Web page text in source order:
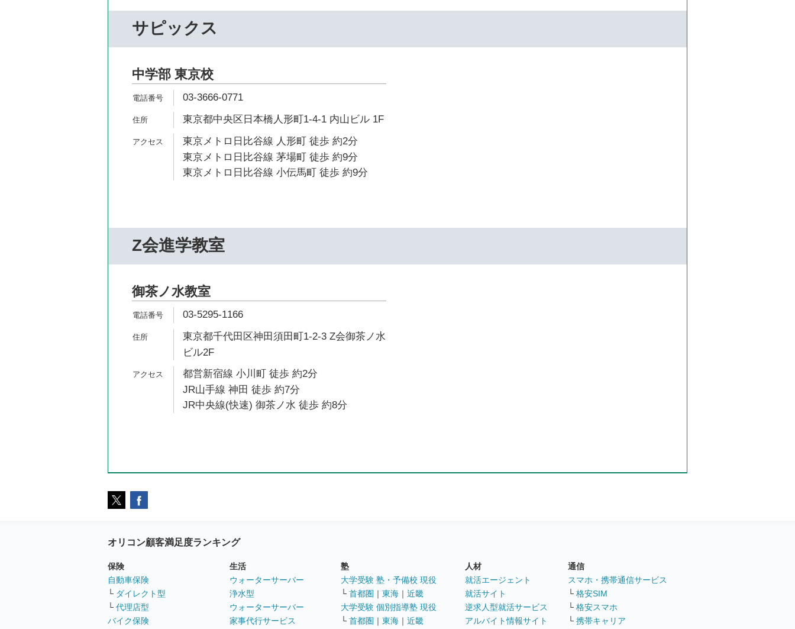
サピックス
中学部 東京校
03-3666-0771
東京都中央区日本橋人形町1-4-1 内山ビル 1F
東京メトロ日比谷線 人形町 徒歩 約2分
東京メトロ日比谷線 茅場町 徒歩 約9分
東京メトロ日比谷線 小伝馬町 徒歩 約9分
Z会進学教室
御茶ノ水教室
03-5295-1166
東京都千代田区神田須田町1-2-3 Z会御茶ノ水
ビル2F
都営新宿線 小川町 徒歩 約2分
JR山手線 神田 徒歩 約7分
JR中央線(快速) 御茶ノ水 徒歩 約8分
オリコン顧客満足度ランキング
保険
自動車保険
└ ダイレクト型
└ 代理店型
バイク保険
生活
ウォーターサーバー
浄水型
ウォーターサーバー
家事代行サービス
塾
大学受験 塾・予備校 現役
└ 首都圏 ｜ 東海 ｜ 近畿
大学受験 個別指導塾 現役
└ 首都圏 ｜ 東海 ｜ 近畿
人材
就活エージェント
就活サイト
逆求人型就活サービス
アルバイト情報サイト
通信
スマホ・携帯通信サービス
└ 格安SIM
└ 格安スマホ
└ 携帯キャリア